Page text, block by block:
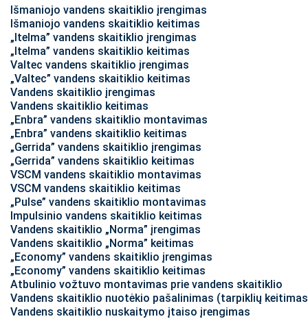
Išmaniojo vandens skaitiklio įrengimas
Išmaniojo vandens skaitiklio keitimas
„Itelma” vandens skaitiklio įrengimas
„Itelma” vandens skaitiklio keitimas
Valtec vandens skaitiklio įrengimas
„Valtec” vandens skaitiklio keitimas
Vandens skaitiklio įrengimas
Vandens skaitiklio keitimas
„Enbra” vandens skaitiklio montavimas
„Enbra” vandens skaitiklio keitimas
„Gerrida” vandens skaitiklio įrengimas
„Gerrida” vandens skaitiklio keitimas
VSCM vandens skaitiklio montavimas
VSCM vandens skaitiklio keitimas
„Pulse” vandens skaitiklio montavimas
Impulsinio vandens skaitiklio keitimas
Vandens skaitiklio „Norma” įrengimas
Vandens skaitiklio „Norma” keitimas
„Economy” vandens skaitiklio įrengimas
„Economy” vandens skaitiklio keitimas
Atbulinio vožtuvo montavimas prie vandens skaitiklio
Vandens skaitiklio nuotėkio pašalinimas (tarpiklių
Vandens skaitiklio nuskaitymo įtaiso įrengimas